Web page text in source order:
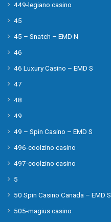
449-legiano casino
45
45 – Snatch – EMD N
46
46 Luxury Casino – EMD S
47
48
49
49 – Spin Casino – EMD S
496-coolzino casino
497-coolzino casino
5
50 Spin Casino Canada – EMD S
505-magius casino